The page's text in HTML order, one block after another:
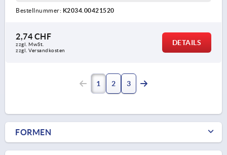
Bestellnummer: K2034.00421520
2,74 CHF
zzgl. MwSt.
zzgl. Versandkosten
DETAILS
1 2 3
FORMEN